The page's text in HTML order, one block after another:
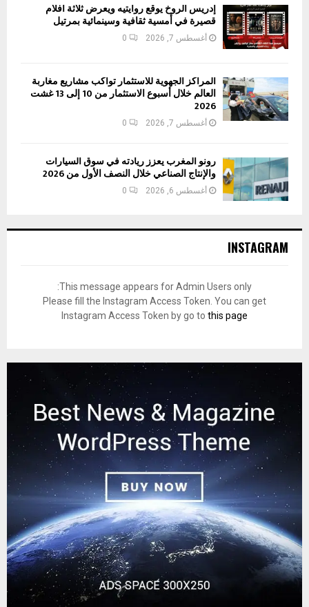
إدريس الروخ يوقع روايتيه ويعرض ثلاثة أفلام
قصيرة في أمسية ثقافية وسينمائية بمرتيل
أغسطس 7, 2026 0
المراكز الجهوية للاستثمار تواكب مشاريع مغاربة
العالم خلال أسبوع الاستثمار من 10 إلى 13 غشت
2026
أغسطس 7, 2026 0
رونو المغرب يعزز ريادته في سوق السيارات
والإنتاج الصناعي خلال النصف الأول من 2026
أغسطس 6, 2026 0
INSTAGRAM
This message appears for Admin Users only:
Please fill the Instagram Access Token. You can get
Instagram Access Token by go to this page